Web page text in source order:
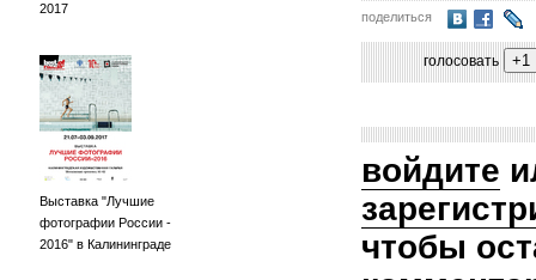
2017
Выставка "Лучшие
фотографии России -
2016" в Калининграде
поделиться
голосовать
войдите
чтобы